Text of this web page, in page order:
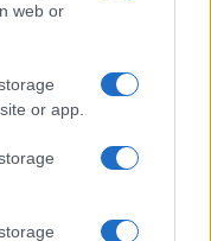
web or
or app.
scontro tra auto e
lunedì 10 agosto